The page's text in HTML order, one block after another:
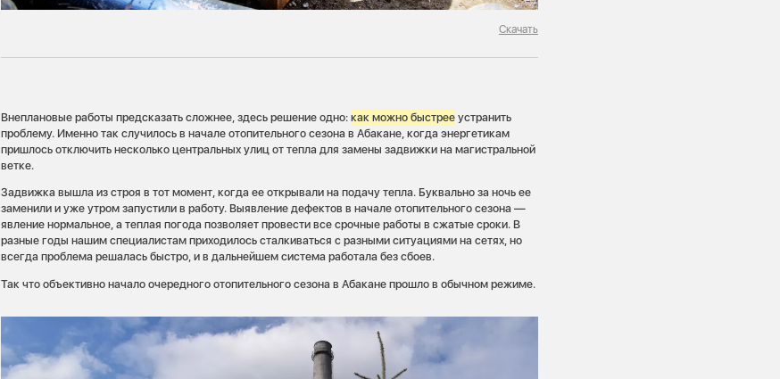
Скачать
Внеплановые работы предсказать сложнее, здесь решение одно:как можно быстрее устранить
проблему. Именно так случилось в начале отопительного сезона в Абакане, когда энергетикам
пришлось отключить несколько центральных улиц от тепла для замены задвижки на магистральной
ветке.
Задвижка вышла из строя в тот момент, когда ее открывали на подачу тепла. Буквально за ночь ее
заменили и уже утром запустили в работу. Выявление дефектов в начале отопительного сезона —
явление нормальное, а теплая погода позволяет провести все срочные работы в сжатые сроки. В
разные годы нашим специалистам приходилось сталкиваться с разными ситуациями на сетях, но
всегда проблема решалась быстро, и в дальнейшем система работала без сбоев.
Так что объективно начало очередного отопительного сезона в Абакане прошло в обычном режиме.